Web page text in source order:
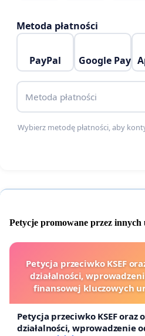
Metoda płatności
PayPal Google Pay
Metoda płatności
Wybierz metodę płatności, aby
Petycje promowane przez
Petycja przeciwko KSEF
działalności,
finansowej kluczowych
Petycja przeciwko KSEF oraz
działalności, wprowadzenie